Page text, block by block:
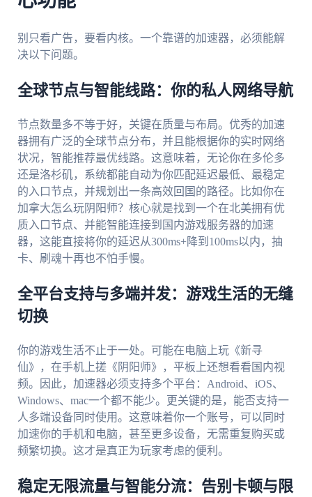
别只看广告，要看内核。一个靠谱的加速器，必须能解
决以下问题。
全球节点与智能线路：你的私人网络导航
节点数量多不等于好，关键在质量与布局。优秀的加速
器拥有广泛的全球节点分布，并且能根据你的实时网络
状况，智能推荐最优线路。这意味着，无论你在多伦多
还是洛杉矶，系统都能自动为你匹配延迟最低、最稳定
的入口节点，并规划出一条高效回国的路径。比如你在
加拿大怎么玩阴阳师？核心就是找到一个在北美拥有优
质入口节点、并能智能连接到国内游戏服务器的加速
器，这能直接将你的延迟从300ms+降到100ms以内，抽
卡、刷魂十再也不怕手慢。
全平台支持与多端并发：游戏生活的无缝
切换
你的游戏生活不止于一处。可能在电脑上玩《新寻
仙》，在手机上搓《阴阳师》，平板上还想看看国内视
频。因此，加速器必须支持多个平台：Android、iOS、
Windows、mac一个都不能少。更关键的是，能否支持一
人多端设备同时使用。这意味着你一个账号，可以同时
加速你的手机和电脑，甚至更多设备，无需重复购买或
频繁切换。这才是真正为玩家考虑的便利。
稳定无限流量与智能分流：告别卡顿与限